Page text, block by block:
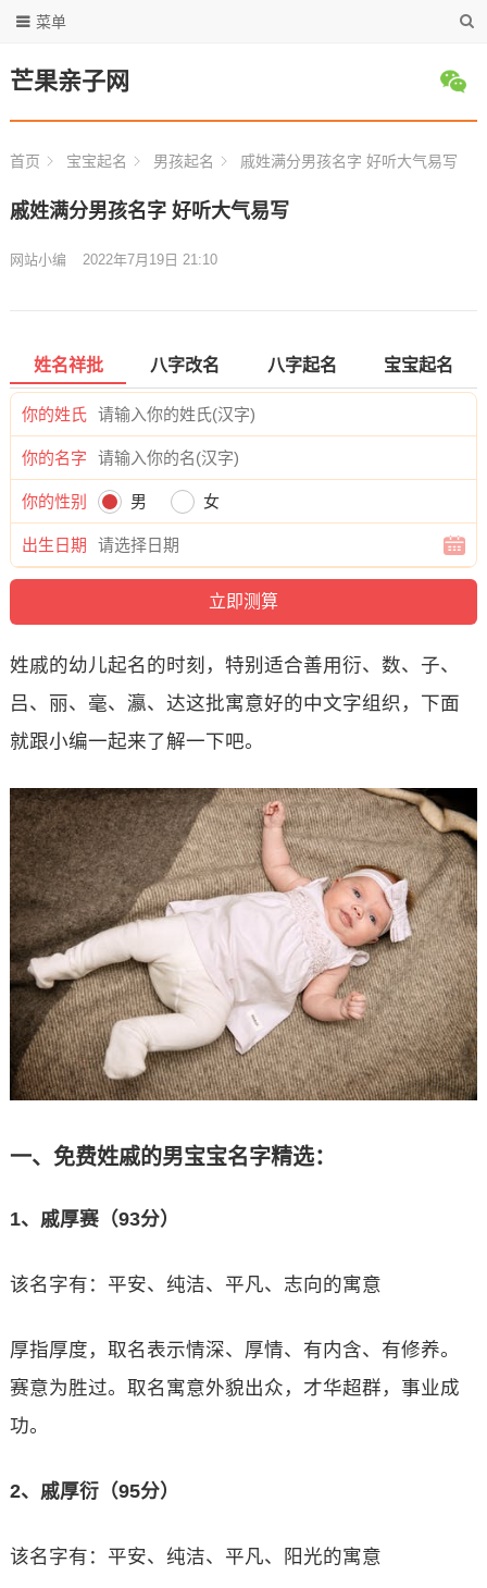
芒果亲子网
菜单
首页 宝宝起名 男孩起名 戚姓满分男孩名字 好听大气易写
戚姓满分男孩名字 好听大气易写
网站小编 2022年7月19日 21:10
姓名祥批 八字改名 八字起名 宝宝起名
你的姓氏
你的名字
你的性别 男 女
出生日期
姓戚的幼儿起名的时刻，特别适合善用衍、数、子、
吕、丽、毫、瀛、达这批寓意好的中文字组织，下面
就跟小编一起来了解一下吧。
一、免费姓戚的男宝宝名字精选：
1、戚厚赛（93分）
该名字有：平安、纯洁、平凡、志向的寓意
厚指厚度，取名表示情深、厚情、有内含、有修养。
赛意为胜过。取名寓意外貌出众，才华超群，事业成
功。
2、戚厚衍（95分）
该名字有：平安、纯洁、平凡、阳光的寓意